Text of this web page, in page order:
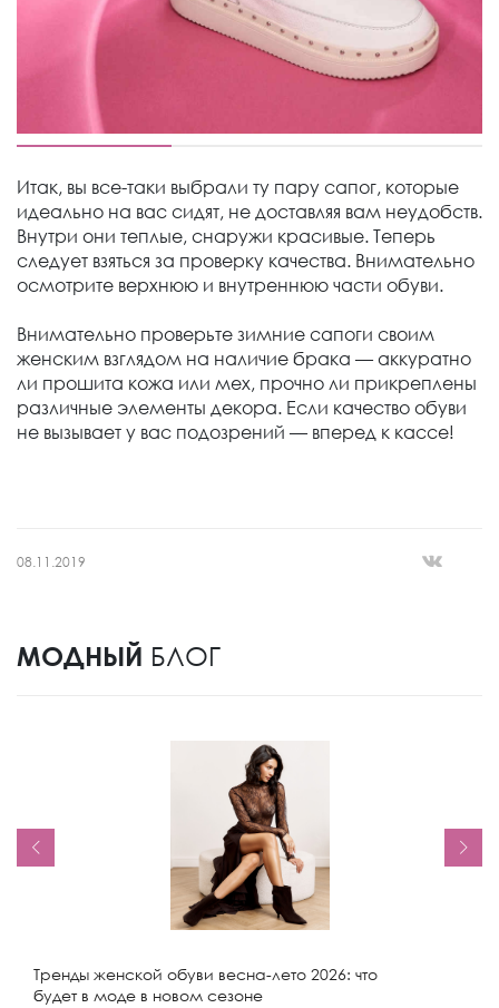
Итак, вы все-таки выбрали ту пару сапог, которые
идеально на вас сидят, не доставляя вам неудобств.
Внутри они теплые, снаружи красивые. Теперь
следует взяться за проверку качества. Внимательно
осмотрите верхнюю и внутреннюю части обуви.
Внимательно проверьте зимние сапоги своим
женским взглядом на наличие брака — аккуратно
ли прошита кожа или мех, прочно ли прикреплены
различные элементы декора. Если качество обуви
не вызывает у вас подозрений — вперед к кассе!
08.11.2019
МОДНЫЙ БЛОГ
Тренды женской обуви весна-лето 2026: что
будет в моде в новом сезоне